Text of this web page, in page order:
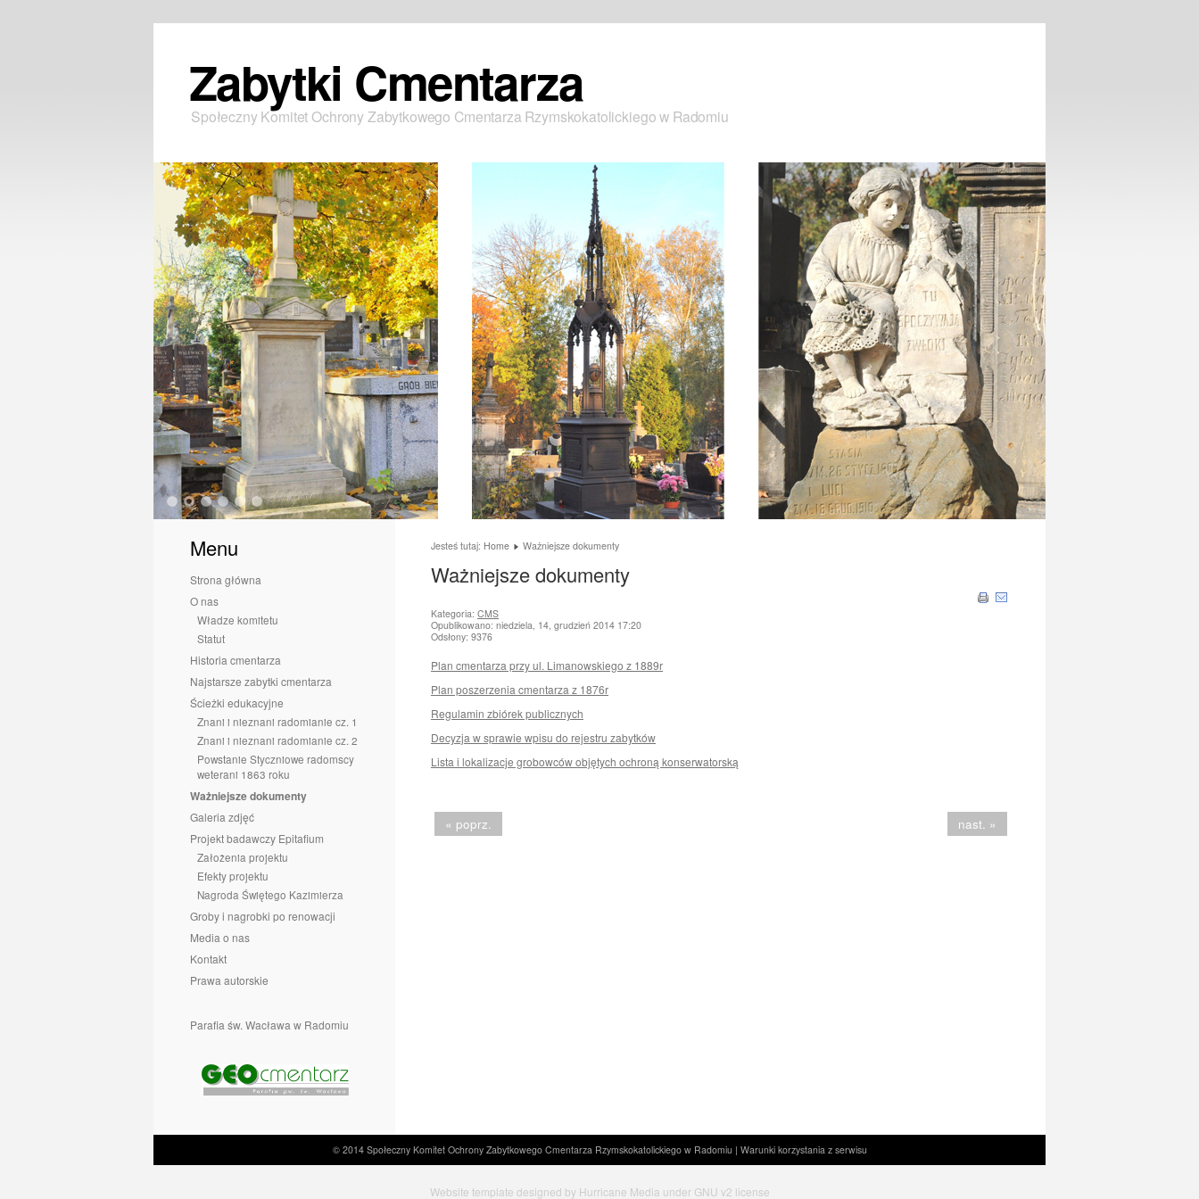
Zabytki Cmentarza
Społeczny Komitet Ochrony Zabytkowego Cmentarza Rzymskokatolickiego w Radomiu
1 2 3 4 5 6
Menu
Strona główna
O nas
Władze komitetu
Statut
Historia cmentarza
Najstarsze zabytki cmentarza
Ścieżki edukacyjne
Znani i nieznani radomianie cz. 1
Znani i nieznani radomianie cz. 2
Powstanie Styczniowe radomscy
weterani 1863 roku
Ważniejsze dokumenty
Galeria zdjęć
Projekt badawczy Epitafium
Założenia projektu
Efekty projektu
Nagroda Świętego Kazimierza
Groby i nagrobki po renowacji
Media o nas
Kontakt
Prawa autorskie
Parafia św. Wacława w Radomiu
Jesteś tutaj: Home Ważniejsze dokumenty
Ważniejsze dokumenty
Kategoria: CMS
Opublikowano: niedziela, 14, grudzień 2014 17:20
Odsłony: 9376
Plan cmentarza przy ul. Limanowskiego z 1889r
Plan poszerzenia cmentarza z 1876r
Regulamin zbiórek publicznych
Decyzja w sprawie wpisu do rejestru zabytków
Lista i lokalizacje grobowców objętych ochroną konserwatorską
« poprz. nast. »
© 2014 Społeczny Komitet Ochrony Zabytkowego Cmentarza Rzymskokatolickiego w Radomiu | Warunki korzystania z serwisu
Website template designed by Hurricane Media under GNU v2 license